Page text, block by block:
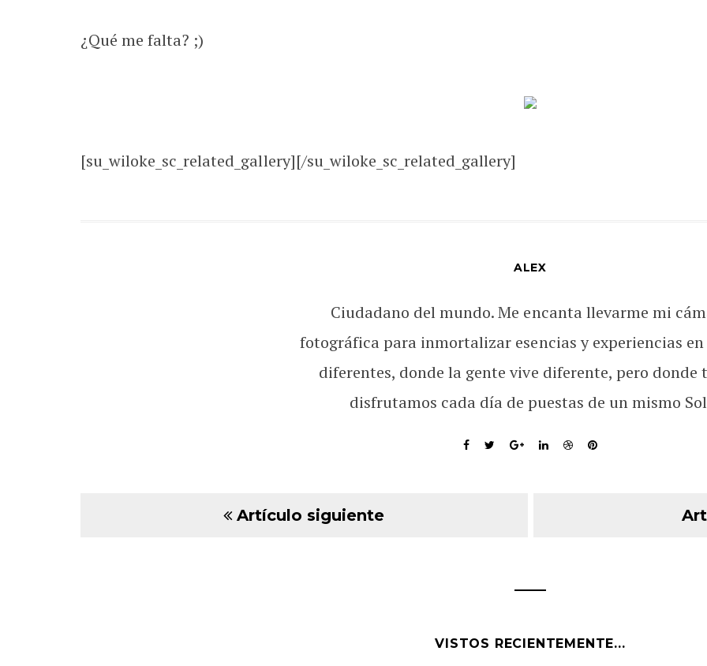
¿Qué me falta? ;)
[su_wiloke_sc_related_gallery][/su_wiloke_sc_related_gallery]
ALEX
Ciudadano del mundo. Me encanta llevarme mi
fotográfica para inmortalizar esencias y experiencias en
diferentes, donde la gente vive diferente, pero donde
disfrutamos cada día de puestas de un mismo
Artículo siguiente
VISTOS RECIENTEMENTE...